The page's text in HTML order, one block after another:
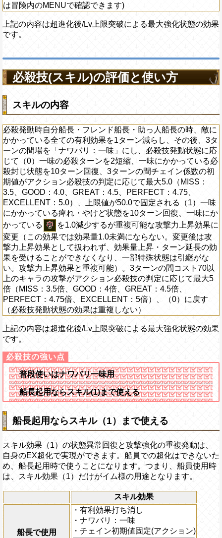
は冒険内のMENUで確認できます)
上記の内容は超進化後/Lv上限突破による最大強化状態の効果
です。
必殺技(スキル)の評価と使い方
スキルの内容
必殺発動時自分船長・フレンド船長・助っ人船長の時、敵に
かかっている全ての有利効果を1ターン減らし、その後、3タ
ーンの間場を「ナワバリ：一味」にし、必殺技発動状態に応
じて（0）一味の必殺ターンを2短縮、一味にかかっている必
殺封じ状態を10ターン回復、3ターンの間チェイン係数の初
期値がアクション必殺技の判定に応じて最大5.0（MISS：
3.5、GOOD：4.0、GREAT：4.5、PERFECT：4.75、
EXCELLENT：5.0）、上限値が50.0で固定される（1）一味
にかかっている痺れ・やけど状態を10ターン回復、一味にか
かっている
を1.0減少するが重複可能な攻撃力上昇効果に
変更（この効果では効果量1.0未満にならない。変更後は攻
撃力上昇効果として扱われず、効果量上昇・ターン延長の効
果を受けることができなくなり、一部特殊状態は引継がな
い。攻撃力上昇効果と重複可能）。3ターンの間コスト70以
上のキャラの攻撃がアクション必殺技の判定に応じて最大5
倍（MISS：3.5倍、GOOD：4倍、GREAT：4.5倍、
PERFECT：4.75倍、EXCELLENT：5倍）、（0）に戻す
（必殺技発動状態の効果は重複しない）
上記の内容は超進化後/Lv上限突破による最大強化状態の効果
です。
普段使いはナワバリ一味用
船長起用ならスキル(1)まで使える
船長起用ならスキル（1）まで使える
スキル効果（1）の状態異常回復と攻撃強化の重複発動は、
自身のEX超化で実現ができます。船員での超化はできないた
め、船長起用時で使うことになります。つまり、船員使用時
は、スキル効果（1）だけがイム様の用途となります。
スキル効果
船長で使用
・有利効果打ち消し
・ナワバリ：一味
・チェイン初期値固定(アクション)